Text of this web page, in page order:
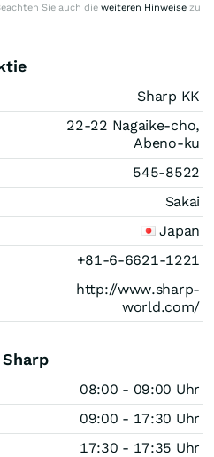
Sie auch die weiteren Hinweise zu
Sharp KK
22-22 Nagaike-cho,
Abeno-ku
545-8522
Sakai
Japan
+81-6-6621-1221
http://www.sharp-
world.com/
08:00 - 09:00 Uhr
09:00 - 17:30 Uhr
17:30 - 17:35 Uhr